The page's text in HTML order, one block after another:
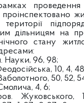
проведення
території
дільницям на
стану
Науки, 96, 98;
10, 4,
50, 52,
4, 6;
Жуковського,